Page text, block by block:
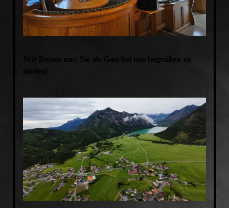
Wir freuen uns, Sie als Gast bei uns begrüßen zu
dürfen!